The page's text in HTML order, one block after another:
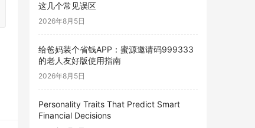
这几个常见误区
2026年8月5日
给爸妈装个省钱APP：蜜源邀请码999333
的老人友好版使用指南
2026年8月5日
Personality Traits That Predict Smart
Financial Decisions